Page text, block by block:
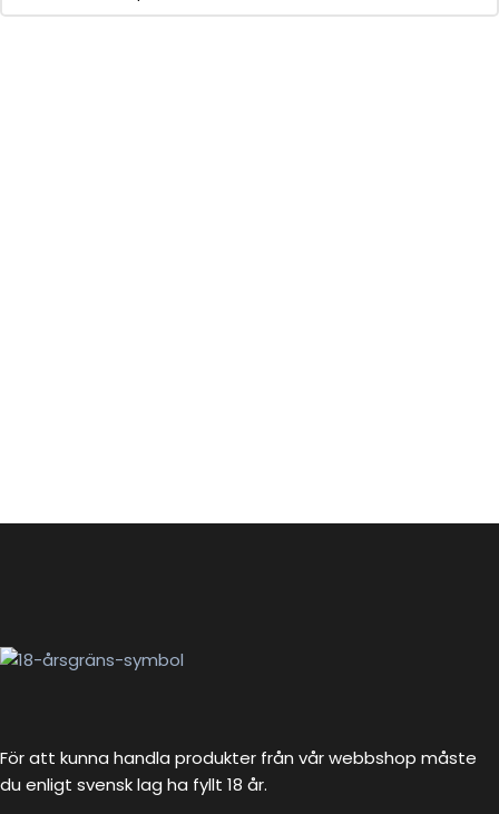
För att kunna handla produkter från vår webbshop måste
du enligt svensk lag ha fyllt 18 år.